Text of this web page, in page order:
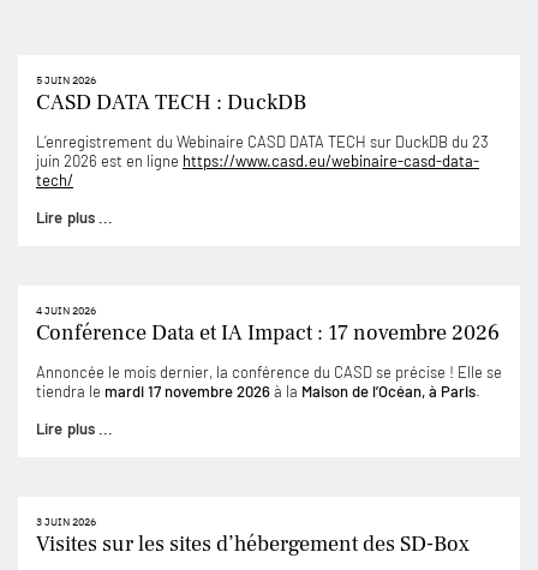
5 JUIN 2026
CASD DATA TECH : DuckDB
L’enregistrement du Webinaire CASD DATA TECH sur DuckDB du 23
juin 2026 est en ligne https://www.casd.eu/webinaire-casd-data-
tech/
Lire plus ...
4 JUIN 2026
Conférence Data et IA Impact : 17 novembre 2026
Annoncée le mois dernier, la conférence du CASD se précise ! Elle se
tiendra le mardi 17 novembre 2026à la Maison de l’Océan, à Paris.
Lire plus ...
3 JUIN 2026
Visites sur les sites d’hébergement des SD-Box